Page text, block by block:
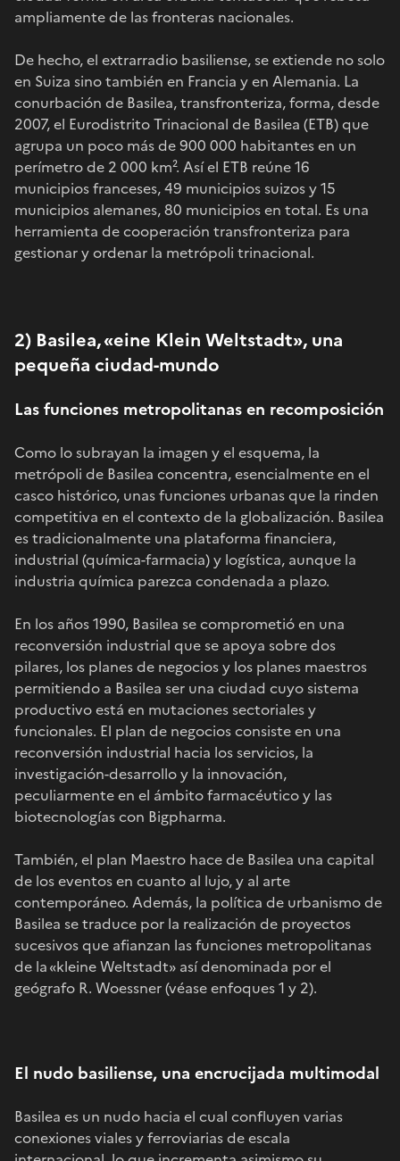
ampliamente de las fronteras nacionales.
De hecho, el extrarradio basiliense, se extiende no solo
en Suiza sino también en Francia y en Alemania. La
conurbación de Basilea, transfronteriza, forma, desde
2007, el Eurodistrito Trinacional de Basilea (ETB) que
agrupa un poco más de 900 000 habitantes en un
perímetro de 2 000 km². Así el ETB reúne 16
municipios franceses, 49 municipios suizos y 15
municipios alemanes, 80 municipios en total. Es una
herramienta de cooperación transfronteriza para
gestionar y ordenar la metrópoli trinacional.
2) Basilea, «eine Klein Weltstadt», una
pequeña ciudad-mundo
Las funciones metropolitanas en recomposición
Como lo subrayan la imagen y el esquema, la
metrópoli de Basilea concentra, esencialmente en el
casco histórico, unas funciones urbanas que la rinden
competitiva en el contexto de la globalización. Basilea
es tradicionalmente una plataforma financiera,
industrial (química-farmacia) y logística, aunque la
industria química parezca condenada a plazo.
En los años 1990, Basilea se comprometió en una
reconversión industrial que se apoya sobre dos
pilares, los planes de negocios y los planes maestros
permitiendo a Basilea ser una ciudad cuyo sistema
productivo está en mutaciones sectoriales y
funcionales. El plan de negocios consiste en una
reconversión industrial hacia los servicios, la
investigación-desarrollo y la innovación,
peculiarmente en el ámbito farmacéutico y las
biotecnologías con Bigpharma.
También, el plan Maestro hace de Basilea una capital
de los eventos en cuanto al lujo, y al arte
contemporáneo. Además, la política de urbanismo de
Basilea se traduce por la realización de proyectos
sucesivos que afianzan las funciones metropolitanas
de la «kleine Weltstadt» así denominada por el
geógrafo R. Woessner (véase enfoques 1 y 2).
El nudo basiliense, una encrucijada multimodal
Basilea es un nudo hacia el cual confluyen varias
conexiones viales y ferroviarias de escala